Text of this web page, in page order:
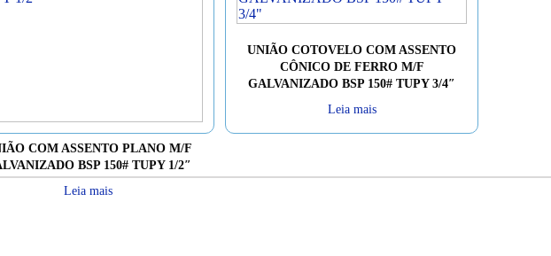
COM ASSENTO PLANO M/F
BSP 150# TUPY 1/2″
Leia mais
UNIÃO COTOVELO COM ASSENTO
CÔNICO DE FERRO M/F
GALVANIZADO BSP 150# TUPY 3/4″
Leia mais